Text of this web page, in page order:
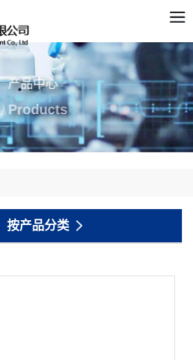
产品中心
Products
按产品分类